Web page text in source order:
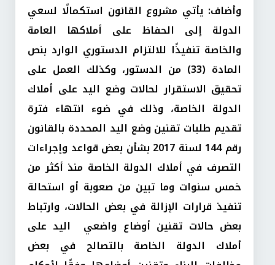
وأضاف: يأتي مشروع القانون استكمالًا لسعي
الدولة إلى الحفاظ على أملاكها العامة
والخاصة تنفيذًا للالتزام الدستوري الوارد بنص
المادة (33) من الدستور، وكذلك العمل على
تحقيق الاستقرار لحالات وضع اليد على أملاك
الدولة الخاصة، وذلك في ضوء انتهاء فترة
تقديم طلبات تقنين وضع اليد المحددة بالقانون
رقم 144 لسنة 2017 بشأن بعض قواعد وإجراءات
التصرف في أملاك الدولة الخاصة منذ أكثر من
خمس سنوات وما تبين من صعوبة أو استحالة
تنفيذ قرارات الإزالة في بعض الحالات، وارتباط
بعض حالات تقنين أوضاع واضعي اليد على
أملاك الدولة الخاصة بالتصالح في بعض